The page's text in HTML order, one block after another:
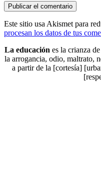
Este sitio usa Akismet para
procesan los datos de tus
La educaciónes la crianza
la arrogancia, odio, maltrato,
a partir de la [cortesía]